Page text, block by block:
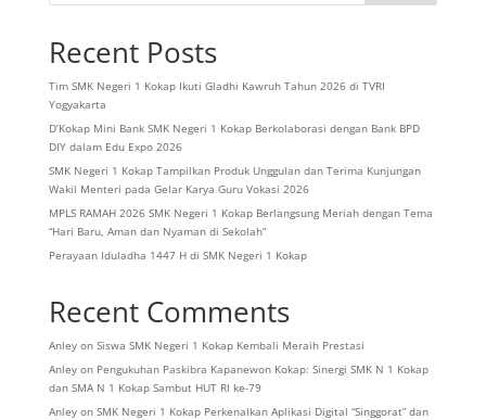
Recent Posts
Tim SMK Negeri 1 Kokap Ikuti Gladhi Kawruh Tahun 2026 di TVRI
Yogyakarta
D’Kokap Mini Bank SMK Negeri 1 Kokap Berkolaborasi dengan Bank BPD
DIY dalam Edu Expo 2026
SMK Negeri 1 Kokap Tampilkan Produk Unggulan dan Terima Kunjungan
Wakil Menteri pada Gelar Karya Guru Vokasi 2026
MPLS RAMAH 2026 SMK Negeri 1 Kokap Berlangsung Meriah dengan Tema
“Hari Baru, Aman dan Nyaman di Sekolah”
Perayaan Iduladha 1447 H di SMK Negeri 1 Kokap
Recent Comments
Anleyon Siswa SMK Negeri 1 Kokap Kembali Meraih Prestasi
Anleyon Pengukuhan Paskibra Kapanewon Kokap: Sinergi SMK N 1 Kokap
dan SMA N 1 Kokap Sambut HUT RI ke-79
Anleyon SMK Negeri 1 Kokap Perkenalkan Aplikasi Digital “Singgorat” dan